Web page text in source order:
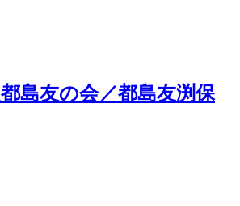
島友の会／都島友渕保